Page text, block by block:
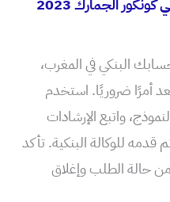
البنكي في المغرب،
أمرًا ضروريًا. استخدم
واتبع الإرشادات
للوكالة البنكية. تأكد
حالة الطلب وإغلاق